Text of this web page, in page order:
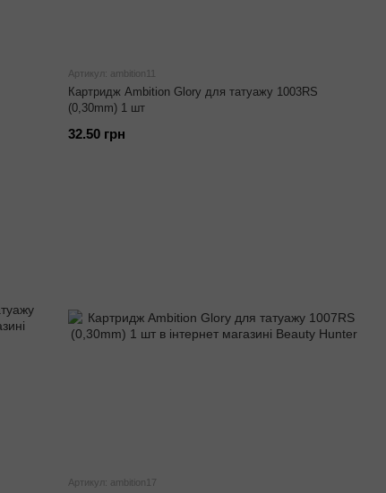
Артикул: ambition11
Картридж Ambition Glory для татуажу 1003RS
(0,30mm) 1 шт
32.50 грн
Артикул: ambition17